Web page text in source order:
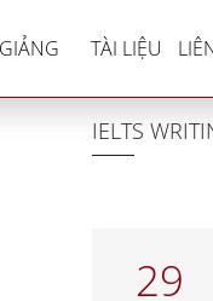
TÀI LIỆU
essay
IELTS
29